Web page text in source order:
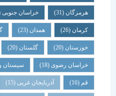
هرمزگان(31) خراسان جنوبی(30)
همدان گیلان
خوزستان(20) گلستان (20)
خراسان رضوی(18) سیستان و
آذربایجان غربی(15)